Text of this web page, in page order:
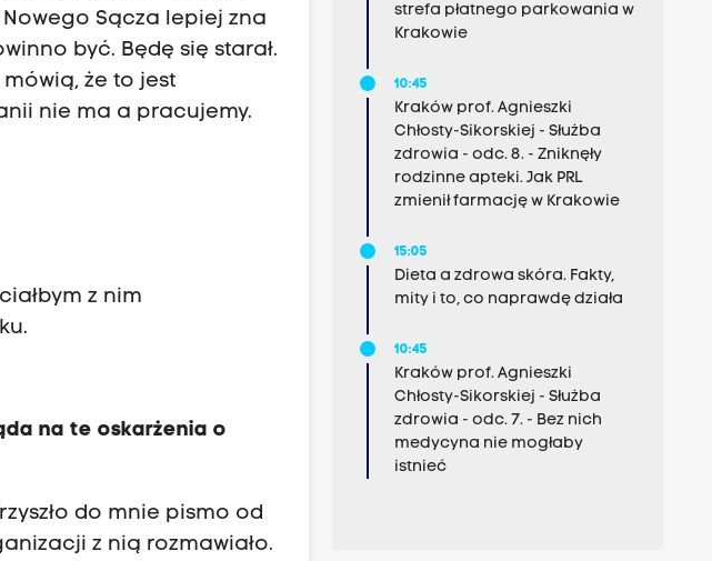
Sącza lepiej zna
być. Będę się starał.
mówią, że to jest
nie ma a pracujemy.
z nim
na te oskarżenia o
do mnie pismo od
z nią rozmawiało.
strefa płatnego parkowania w
Krakowie
10:45
Kraków prof. Agnieszki
Chłosty-Sikorskiej - Służba
zdrowia - odc. 8. - Zniknęły
rodzinne apteki. Jak PRL
zmienił farmację w Krakowie
15:05
Dieta a zdrowa skóra. Fakty,
mity i to, co naprawdę działa
10:45
Kraków prof. Agnieszki
Chłosty-Sikorskiej - Służba
zdrowia - odc. 7. - Bez nich
medycyna nie mogłaby
istnieć